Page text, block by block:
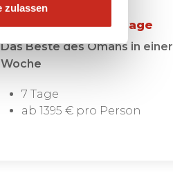
zulassen
Oman Rundreise 7 Tage
Das Beste des Omans in einer
Woche
7 Tage
ab 1395 € pro Person